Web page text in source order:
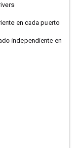
en cada puerto
independiente en